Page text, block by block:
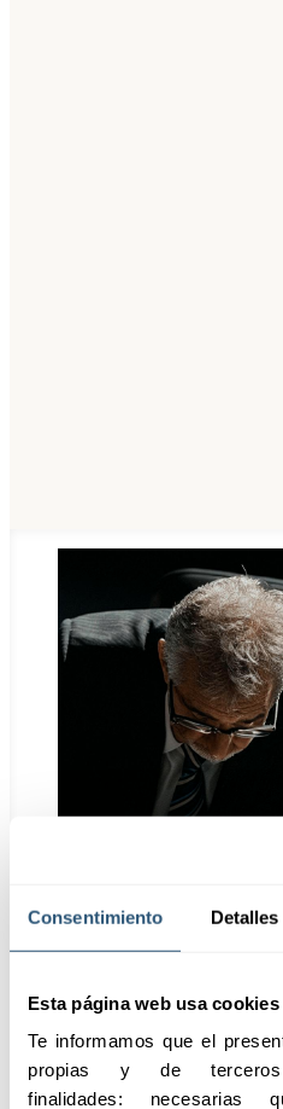
Consentimiento Detalles
Esta página web usa cookies
Te informamos que el
propias y de
finalidades: